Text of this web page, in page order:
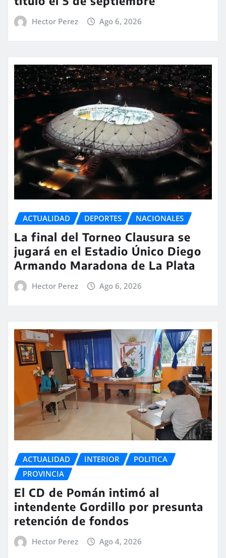
Hector Perez Ago 6, 2026
ACTUALIDAD DEPORTES NACIONALES
La final del Torneo Clausura se
jugará en el Estadio Único Diego
Armando Maradona de La Plata
Hector Perez Ago 6, 2026
ACTUALIDAD INTERIOR
POLITICA
PROVINCIA
El CD de Pomán intimó al
intendente Gordillo por presunta
retención de fondos
Hector Perez Ago 4, 2026